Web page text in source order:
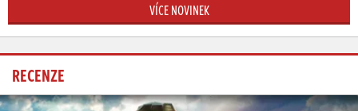
VÍCE NOVINEK
RECENZE